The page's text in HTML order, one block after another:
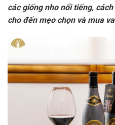
các giống nho nổi tiếng,
cho đến mẹo chọn và mua